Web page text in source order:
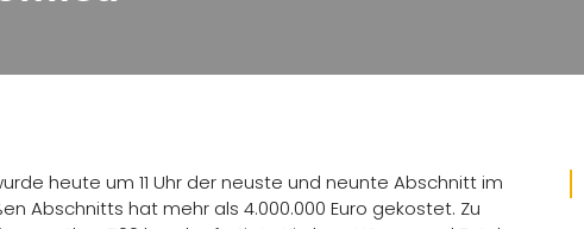
heute um 11 Uhr der neuste und neunte Abschnitt im
Abschnitts hat mehr als 4.000.000 Euro gekostet. Zu